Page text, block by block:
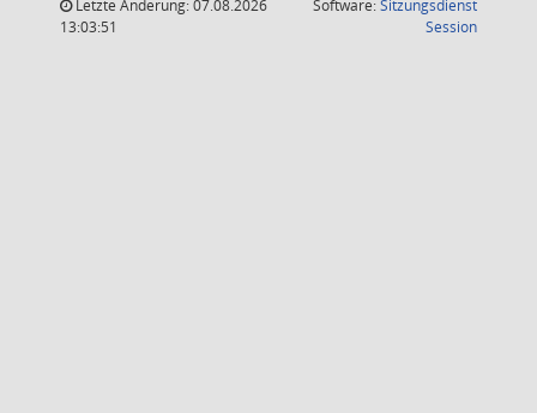
Letzte Änderung: 07.08.2026
13:03:51
Software:Sitzungsdienst
Session(Wird in